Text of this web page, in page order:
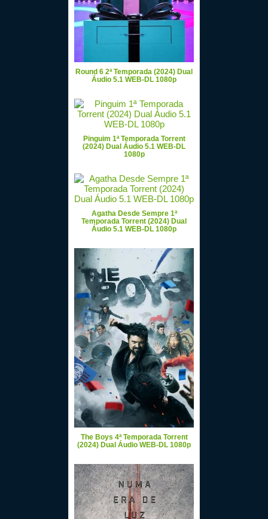
Round 6 2ª Temporada (2024) Dual
Áudio 5.1 WEB-DL 1080p
Pinguim 1ª Temporada Torrent
(2024) Dual Áudio 5.1 WEB-DL
1080p
Agatha Desde Sempre 1ª
Temporada Torrent (2024) Dual
Áudio 5.1 WEB-DL 1080p
The Boys 4ª Temporada Torrent
(2024) Dual Áudio WEB-DL 1080p